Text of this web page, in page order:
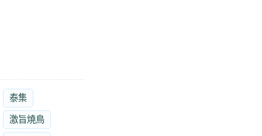
泰集
激旨燒鳥